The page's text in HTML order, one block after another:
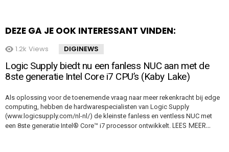
DEZE GA JE OOK INTERESSANT VINDEN:
1.2k Views DIGINEWS
Logic Supply biedt nu een fanless NUC aan met de
8ste generatie Intel Core i7 CPU’s (Kaby Lake)
Als oplossing voor de toenemende vraag naar meer rekenkracht bij edge
computing, hebben de hardwarespecialisten van Logic Supply
(www.logicsupply.com/nl-nl/) de kleinste fanless en ventless NUC met
een 8ste generatie Intel® Core™ i7 processor ontwikkelt. LEES MEER…